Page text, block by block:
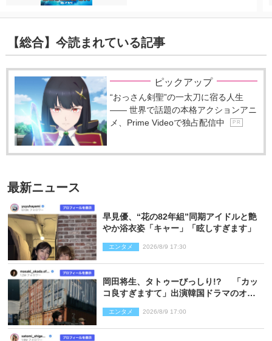
【総合】今読まれている記事
ピックアップ
“おっさん剣聖”の一太刀に宿る人生
―― 世界で話題の本格アクションアニ
メ、Prime Videoで独占配信中
P R
最新ニュース
早見優、“花の82年組”同期アイドルと艶
やか浴衣姿「キャー」「眩しすぎます」
エンタメ 2026/8/9 17:30
岡田将生、タトゥーびっしり!? 「カッ
コ良すぎますて」出演韓国ドラマのオフ
エンタメ 2026/8/9 17:00